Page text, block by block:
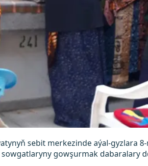
sebit merkezinde aýal-gyzlara
gowşurmak dabaralary